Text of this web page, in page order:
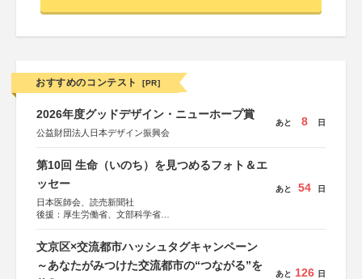
おすすめのコンテスト [PR]
2026年度グッドデザイン・ニューホープ賞
公益財団法人日本デザイン振興会
あと 8 日
第10回 生命（いのち）を見つめるフォト＆エ
ッセー
日本医師会、読売新聞社
後援：厚生労働省、文部科学省
しん生命保険株式会社
あと 54 日
文京区×交流都市ハッシュタグキャンペーン
～あなたがみつけた交流都市の“つながる”を
あと 126 日